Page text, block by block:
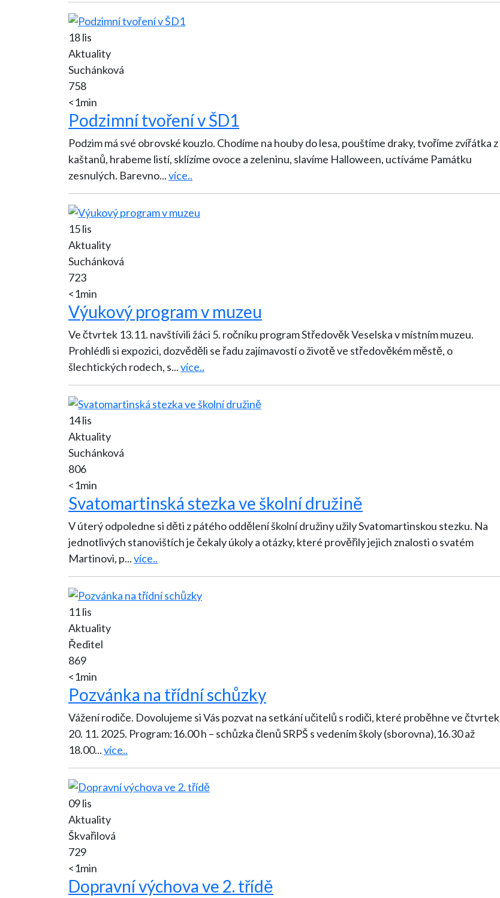
18 lis
Aktuality
Suchánková
758
<1min
Podzimní tvoření v ŠD1
Podzim má své obrovské kouzlo. Chodíme na houby do lesa, pouštíme draky, tvoříme zvířátka z
kaštanů, hrabeme listí, sklízíme ovoce a zeleninu, slavíme Halloween, uctíváme Památku
zesnulých. Barevno...více..
15 lis
Aktuality
Suchánková
723
<1min
Výukový program v muzeu
Ve čtvrtek 13.11. navštívili žáci 5. ročníku program Středověk Veselska v místním muzeu.
Prohlédli si expozici, dozvěděli se řadu zajímavostí o životě ve středověkém městě, o
šlechtických rodech, s...více..
14 lis
Aktuality
Suchánková
806
<1min
Svatomartinská stezka ve školní družině
V úterý odpoledne si děti z pátého oddělení školní družiny užily Svatomartinskou stezku. Na
jednotlivých stanovištích je čekaly úkoly a otázky, které prověřily jejich znalosti o svatém
Martinovi, p...více..
11 lis
Aktuality
Ředitel
869
<1min
Pozvánka na třídní schůzky
Vážení rodiče. Dovolujeme si Vás pozvat na setkání učitelů s rodiči, které proběhne ve čtvrtek
20. 11. 2025. Program:16.00 h – schůzka členů SRPŠ s vedením školy (sborovna),16.30 až
18.00...více..
09 lis
Aktuality
Škvařilová
729
<1min
Dopravní výchova ve 2. třídě